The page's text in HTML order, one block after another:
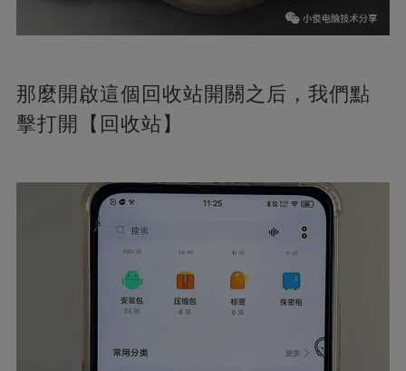
那麼開啟這個回收站開關之后，我們點
擊打開【回收站】